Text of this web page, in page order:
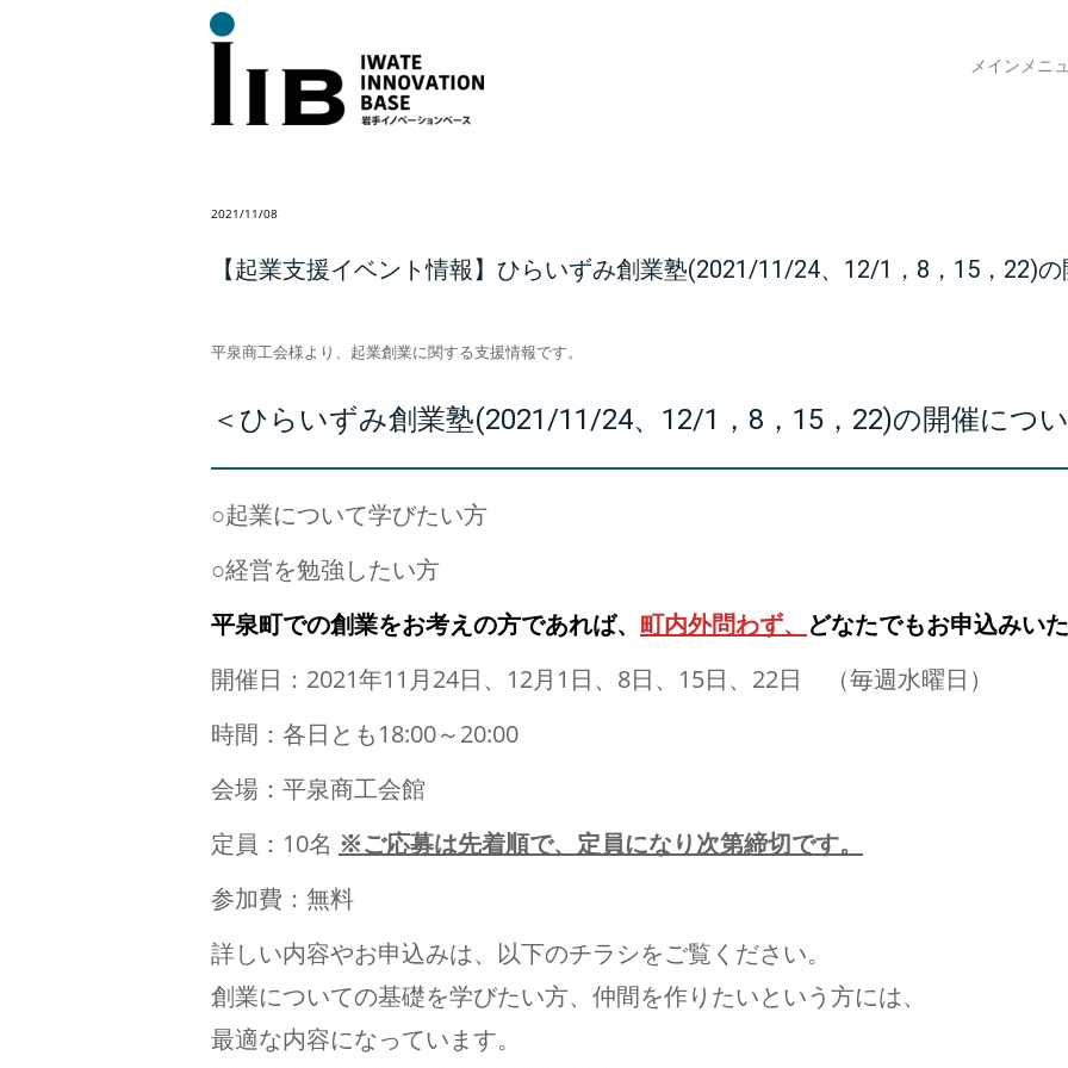
メインメ
2021/11/08
【起業支援イベント情報】ひらいずみ創業塾(2021/11/24、12/1，8，15，22)
平泉商工会様より、起業創業に関する支援情報です。
＜ひらいずみ創業塾(2021/11/24、12/1，8，15，22)の開催につ
○起業について学びたい方
○経営を勉強したい方
平泉町での創業をお考えの方であれば、 町内外問わず、
どなたでもお申込みい
開催日：2021年11月24日、12月1日、8日、15日、22日 （毎週水曜日）
時間：各日とも18:00～20:00
会場：平泉商工会館
定員：10名 ※ご応募は先着順で、定員になり次第締切です。
参加費：無料
詳しい内容やお申込みは、以下のチラシをご覧ください。
創業についての基礎を学びたい方、仲間を作りたいという方には、
最適な内容になっています。